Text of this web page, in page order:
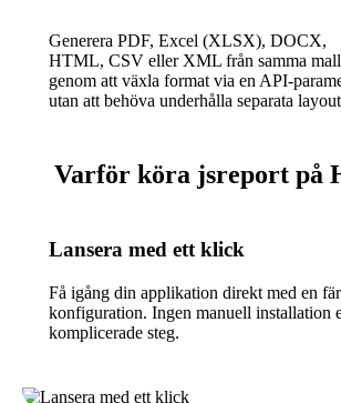
Generera PDF, Excel (XLSX), DOCX,
HTML, CSV eller XML från samma
genom att växla format via en API-
utan att behöva underhålla separata
Varför köra jsreport på
Lansera med ett klick
Få igång din applikation direkt med en
konfiguration. Ingen manuell installation
komplicerade steg.